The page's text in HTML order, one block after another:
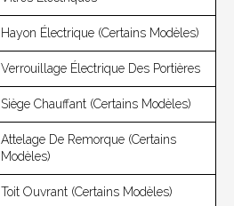
Hayon Électrique (Certains Modèles)
Verrouillage Électrique Des Portières
Siège Chauffant (Certains Modèles)
Attelage De Remorque (Certains
Modèles)
Toit Ouvrant (Certains Modèles)